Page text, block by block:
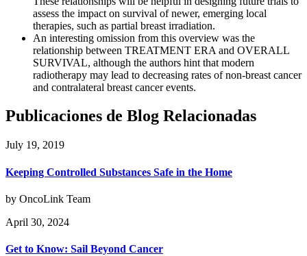
assess the impact on survival of newer, emerging local
therapies, such as partial breast irradiation.
An interesting omission from this overview was the
relationship between TREATMENT ERA and OVERALL
SURVIVAL, although the authors hint that modern
radiotherapy may lead to decreasing rates of non-breast cancer
and contralateral breast cancer events.
Publicaciones de Blog Relacionadas
July 19, 2019
Keeping Controlled Substances Safe in the Home
by OncoLink Team
April 30, 2024
Get to Know: Sail Beyond Cancer